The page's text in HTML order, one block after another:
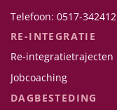
Telefoon: 0517-342412
RE-INTEGRATIE
Re-integratietrajecten
Jobcoaching
DAGBESTEDING